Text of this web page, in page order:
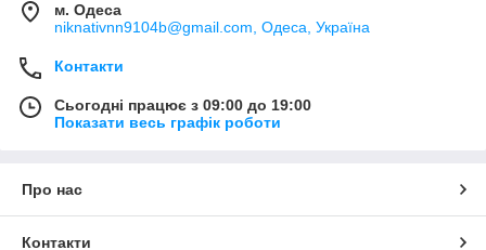
м. Одеса
niknativnn9104b@gmail.com, Одеса, Україна
Контакти
Сьогодні працює з 09:00 до 19:00
Показати весь графік роботи
Про нас
Контакти